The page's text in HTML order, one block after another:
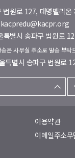
법원로 127, 대명벨리
kacpredu@kacpr.org
특별시 송파구 법원로
은 사무실 주소로 발송 부탁
특별시 송파구 법원로
이용약관
이메일주소